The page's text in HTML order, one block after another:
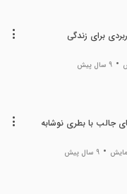
برای زندگی
9 سال پیش
جالب با بطری نوشابه
9 سال پیش